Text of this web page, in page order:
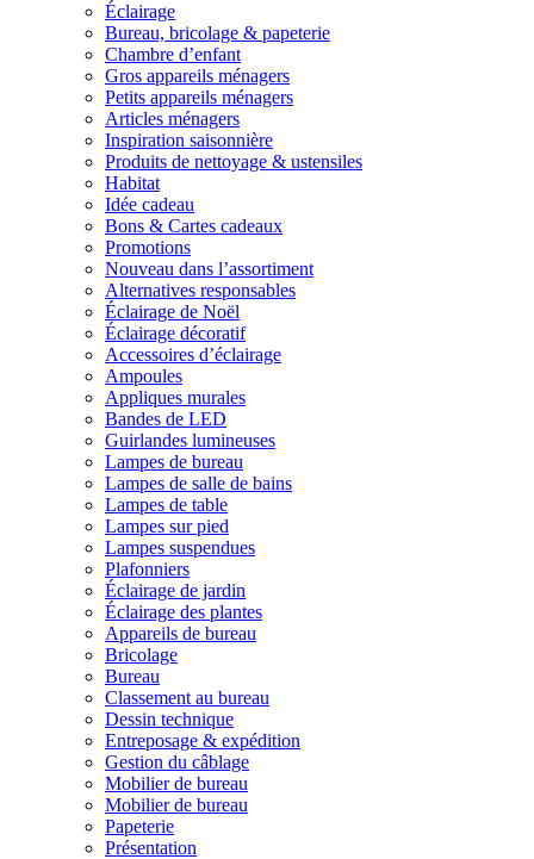
Éclairage
Bureau, bricolage & papeterie
Chambre d’enfant
Gros appareils ménagers
Petits appareils ménagers
Articles ménagers
Inspiration saisonnière
Produits de nettoyage & ustensiles
Habitat
Idée cadeau
Bons & Cartes cadeaux
Promotions
Nouveau dans l’assortiment
Alternatives responsables
Éclairage de Noël
Éclairage décoratif
Accessoires d’éclairage
Ampoules
Appliques murales
Bandes de LED
Guirlandes lumineuses
Lampes de bureau
Lampes de salle de bains
Lampes de table
Lampes sur pied
Lampes suspendues
Plafonniers
Éclairage de jardin
Éclairage des plantes
Appareils de bureau
Bricolage
Bureau
Classement au bureau
Dessin technique
Entreposage & expédition
Gestion du câblage
Mobilier de bureau
Mobilier de bureau
Papeterie
Présentation